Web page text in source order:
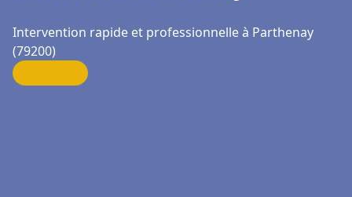
Intervention rapide et professionnelle à Parthenay
(79200)